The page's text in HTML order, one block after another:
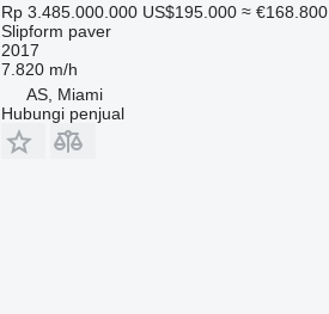
Rp 3.485.000.000 US$195.000 ≈ €168.800
Slipform paver
2017
7.820 m/h
AS, Miami
Hubungi penjual